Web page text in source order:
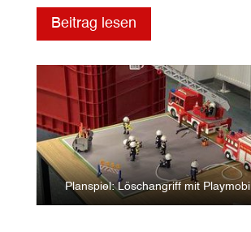
Beitrag lesen
Planspiel: Löschangriff mit Playmobil